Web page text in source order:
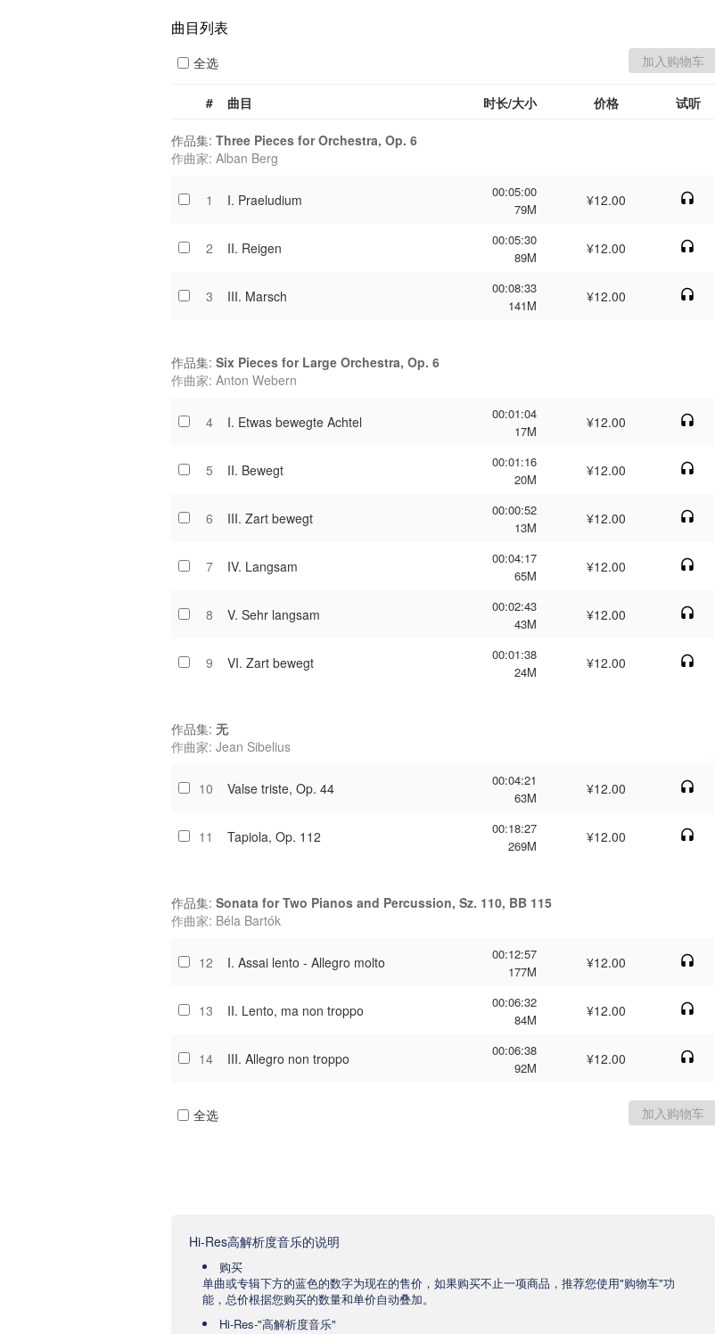
曲目列表
全选
# 曲目 时长/大小 价格 试听
作品集: Three Pieces for Orchestra, Op. 6
作曲家: Alban Berg
1 I. Praeludium
00:05:00
79M
¥12.00
2 II. Reigen
00:05:30
89M
¥12.00
3 III. Marsch
00:08:33
141M
¥12.00
作品集: Six Pieces for Large Orchestra, Op. 6
作曲家: Anton Webern
4 I. Etwas bewegte Achtel
00:01:04
17M
¥12.00
5 II. Bewegt
00:01:16
20M
¥12.00
6 III. Zart bewegt
00:00:52
13M
¥12.00
7 IV. Langsam
00:04:17
65M
¥12.00
8 V. Sehr langsam
00:02:43
43M
¥12.00
9 VI. Zart bewegt
00:01:38
24M
¥12.00
作品集: 无
作曲家: Jean Sibelius
10 Valse triste, Op. 44
00:04:21
63M
¥12.00
11 Tapiola, Op. 112
00:18:27
269M
¥12.00
作品集: Sonata for Two Pianos and Percussion, Sz. 110, BB 115
作曲家: Béla Bartók
12 I. Assai lento - Allegro molto
00:12:57
177M
¥12.00
13 II. Lento, ma non troppo
00:06:32
84M
¥12.00
14 III. Allegro non troppo
00:06:38
92M
¥12.00
全选
Hi-Res高解析度音乐的说明
购买
单曲或专辑下方的蓝色的数字为现在的售价，如果购买不止一项商品，推荐您使用"购物车"功
能，总价根据您购买的数量和单价自动叠加。
Hi-Res-"高解析度音乐"